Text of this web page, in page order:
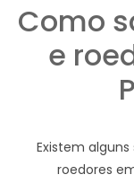
Como
e
Existem
roedores